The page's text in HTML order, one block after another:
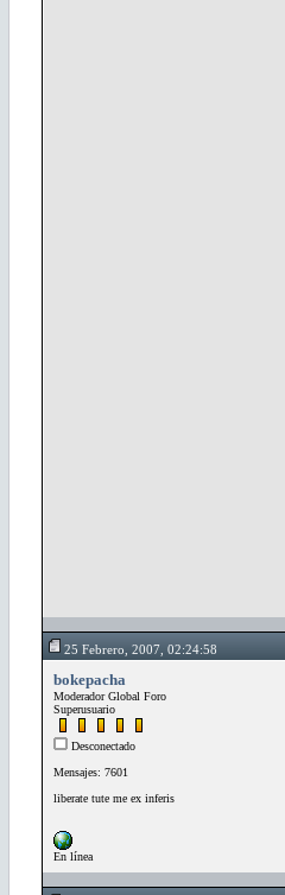
25 Febrero, 2007, 02:24:58
bokepacha
Moderador Global Foro
Superusuario
Desconectado
Mensajes: 7601
liberate tute me ex inferis
En línea